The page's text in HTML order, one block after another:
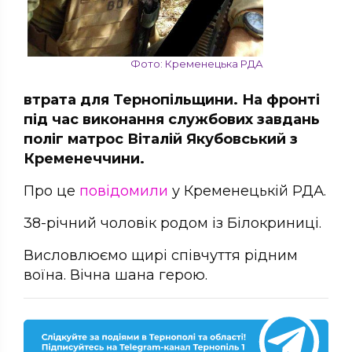
Фото: Кременецька РДА
втрата для Тернопільщини. На фронті
під час виконання службових завдань
поліг матрос Віталій Якубовський з
Кременеччини.
Про це повідомили у Кременецькій РДА.
38-річний чоловік родом із Білокриниці.
Висловлюємо щирі співчуття рідним
воїна. Вічна шана герою.